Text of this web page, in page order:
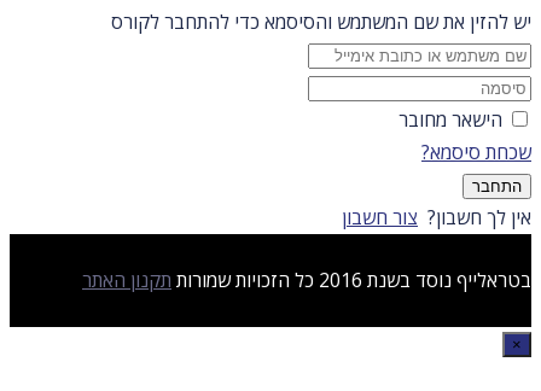
יש להזין את שם המשתמש והסיסמא כדי להתחבר לקורס
הישאר מחובר
שכחת סיסמא?
התחבר
אין לך חשבון? צור חשבון
בטראלייף נוסד בשנת 2016 כל הזכויות שמורות תקנון האתר
×